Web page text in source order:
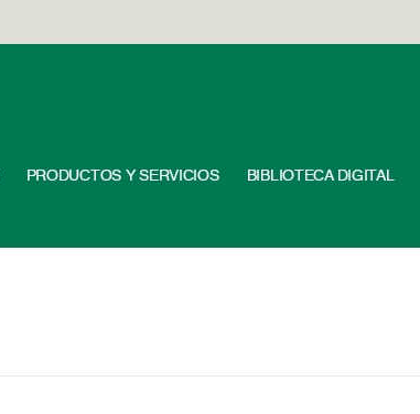
PRODUCTOS Y SERVICIOS BIBLIOTECA DIGITAL